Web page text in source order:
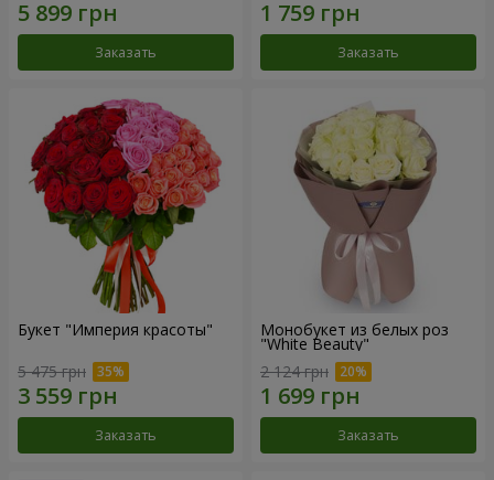
Заказать Заказать
Букет "Империя красоты"
5 475 грн
Заказать
Монобукет из белых роз
"White Beauty"
2 124 грн
Заказать